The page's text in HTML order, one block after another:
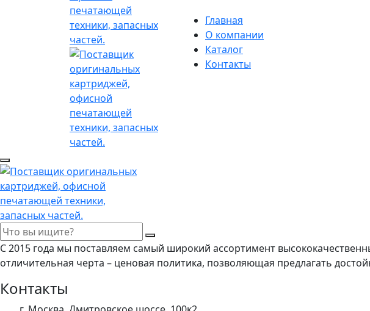
Главная
О компании
Каталог
Контакты
С 2015 года мы поставляем самый широкий ассортимент
отличительная черта – ценовая политика, позволяющая предлагать
Контакты